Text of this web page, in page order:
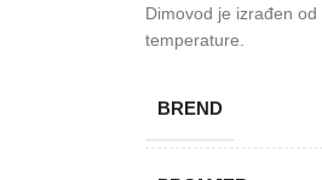
Dimovod je izrađen
temperature.
BREND